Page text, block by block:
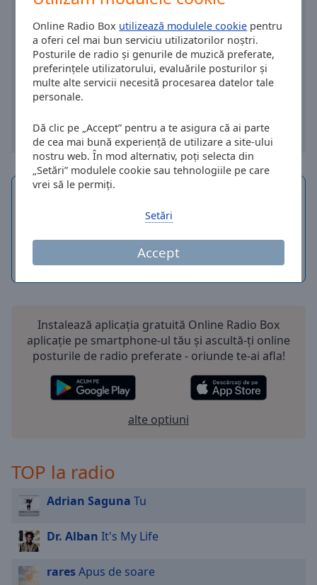
Online Radio Box utilizează modulele cookie pentru
a oferi cel mai bun serviciu utilizatorilor noștri.
Posturile de radio și genurile de muzică preferate,
preferințele utilizatorului, evaluările posturilor și
multe alte servicii necesită procesarea datelor tale
personale.
Dă clic pe „Accept” pentru a te asigura că ai parte
de cea mai bună experiență de utilizare a site-ului
nostru web. În mod alternativ, poți selecta din
„Setări” modulele cookie sau tehnologiile pe care
vrei să le permiți.
Accept
Setări
Ora locală în
august 2026
Instalează aplicația gratuită Online Radio Box
aplicație pe smartphone-ul tău și ascultă-ți online
posturile de radio preferate - oriunde te-ai afla!
alte optiuni
TOP la radio
Adrian Saguna Tu
Dr. Alban It's My Life
raresApus de soare